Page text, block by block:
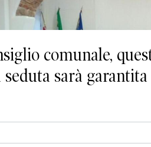
comunale,
sarà